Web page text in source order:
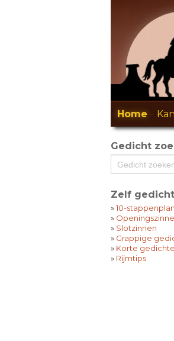
Home
Gedicht
Zelf
»10-stappenplan
»
» Slotzinnen
» Grappige
» Korte
» Rijmtips